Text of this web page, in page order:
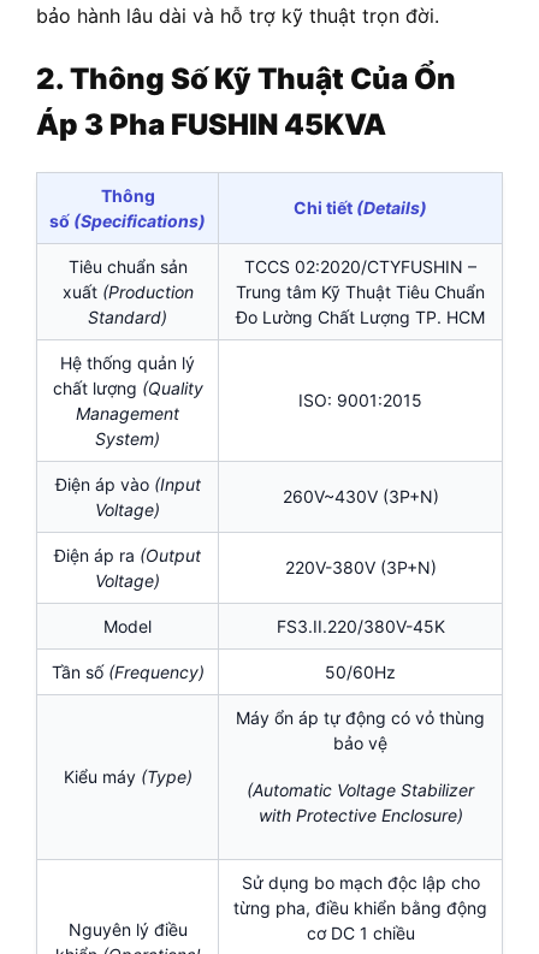
bảo hành lâu dài và hỗ trợ kỹ thuật trọn đời.
2. Thông Số Kỹ Thuật Của Ổn
Áp 3 Pha FUSHIN 45KVA
Thông
số (Specifications)
Chi tiết (Details)
Tiêu chuẩn sản
xuất (Production
Standard)
TCCS 02:2020/CTYFUSHIN –
Trung tâm Kỹ Thuật Tiêu Chuẩn
Đo Lường Chất Lượng TP. HCM
Hệ thống quản lý
chất lượng (Quality
Management
System)
ISO: 9001:2015
Điện áp vào (Input
Voltage)
260V~430V (3P+N)
Điện áp ra (Output
Voltage)
220V-380V (3P+N)
Model FS3.II.220/380V-45K
Tần số (Frequency) 50/60Hz
Kiểu máy (Type)
Máy ổn áp tự động có vỏ thùng
bảo vệ
(Automatic Voltage Stabilizer
with Protective Enclosure)
Nguyên lý điều
Sử dụng bo mạch độc lập cho
từng pha, điều khiển bằng động
cơ DC 1 chiều